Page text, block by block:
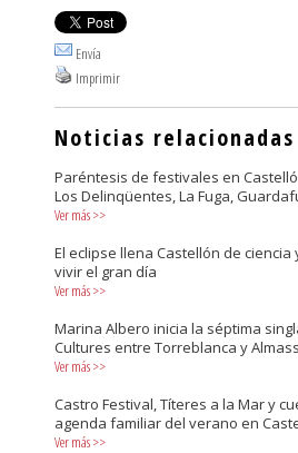
Envía
Imprimir
Noticias relacionadas
Paréntesis de festivales en
Los Delinqüentes, La Fuga,
Ver más>>
El eclipse llena Castellón de ciencia
vivir el gran día
Ver más>>
Marina Albero inicia la séptima
Cultures entre Torreblanca y
Ver más>>
Castro Festival, Títeres a la Mar y
agenda familiar del verano en
Ver más>>